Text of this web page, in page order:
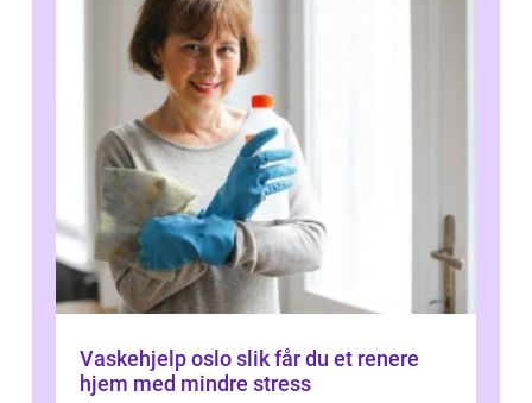
Vaskehjelp oslo slik får du et renere
hjem med mindre stress